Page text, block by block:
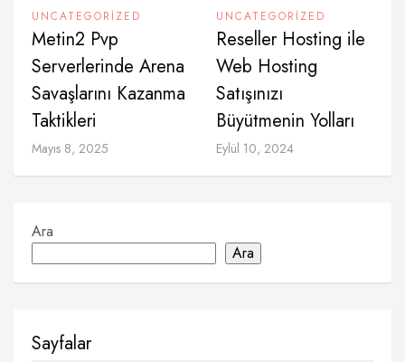
UNCATEGORIZED
Metin2 Pvp
Serverlerinde Arena
Savaşlarını Kazanma
Taktikleri
Mayıs 8, 2025
UNCATEGORIZED
Reseller Hosting ile
Web Hosting
Satışınızı
Büyütmenin Yolları
Eylül 10, 2024
Ara
Ara
Sayfalar